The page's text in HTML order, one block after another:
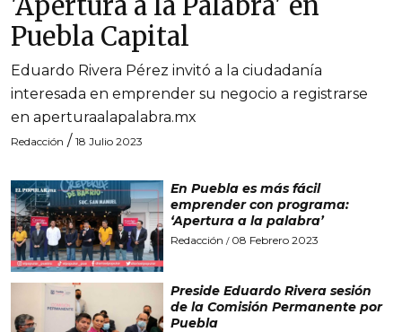
Puebla Capital
Eduardo Rivera Pérez invitó a la ciudadanía
interesada en emprender su negocio a registrarse
en aperturaalapalabra.mx
Redacción / 18 Julio 2023
En Puebla es más fácil
emprender con programa:
‘Apertura a la palabra’
Redacción / 08 Febrero 2023
Preside Eduardo Rivera sesión
de la Comisión Permanente por
Puebla